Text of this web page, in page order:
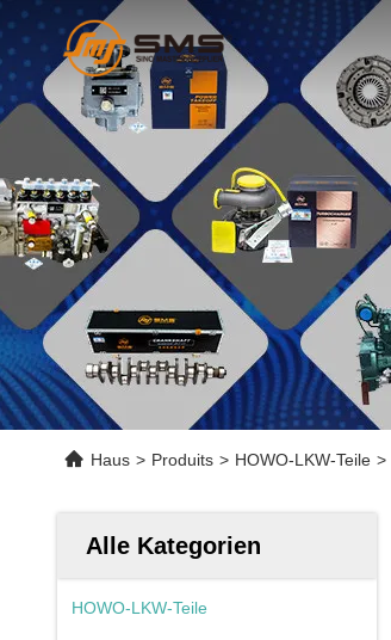
Haus > Produits > HOWO-LKW-Teile >
Alle Kategorien
HOWO-LKW-Teile